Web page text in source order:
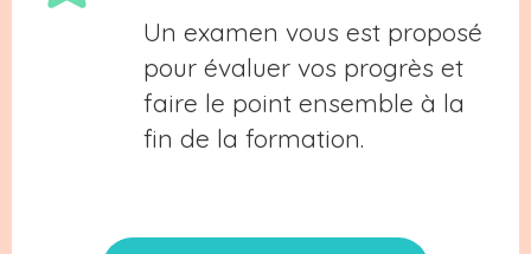
Un examen vous est proposé
pour évaluer vos progrès et
faire le point ensemble à la
fin de la formation.